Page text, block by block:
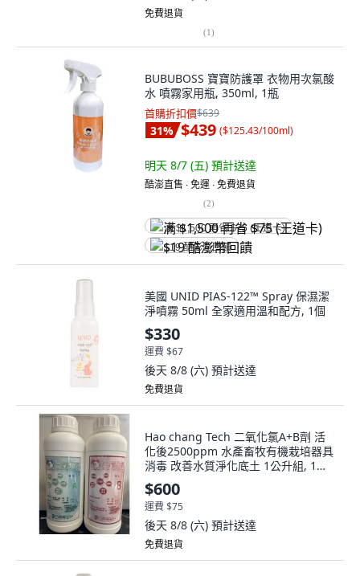
免費退貨
(1)
BUBUBOSS 寶寶防護罩 衣物用次氯酸
水 噴霧家用瓶, 350ml, 1瓶
首購折扣價$639
31% $439 ($125.43/100ml)
明天 8/7 (五) 預計送達
酷澎直售 ∙ 免運 ∙ 免費退貨
(2)
满 $1,500 再省 $75 (王道卡)
$19 酷澎幣回饋
美國 UNID PIAS-122™ Spray 保濕潔
淨噴霧 50ml 全家適用溫和配方, 1個
$330
運費 $67
後天 8/8 (六) 預計送達
免費退貨
Hao chang Tech 二氧化氯A+B劑 活
化後2500ppm 水產畜牧有機栽培器具
消毒 改善水質淨化底土 1公升組, 1個,
A劑 1L + B劑 1L
$600
運費 $75
後天 8/8 (六) 預計送達
免費退貨